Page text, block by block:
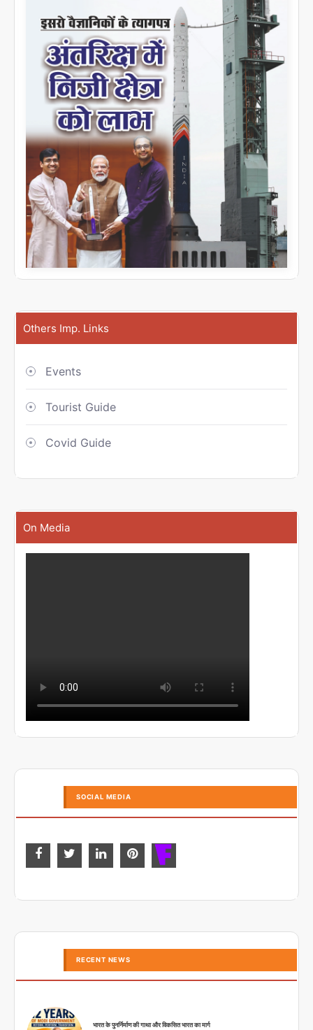
Others Imp. Links
Events
Tourist Guide
Covid Guide
On Media
SOCIAL MEDIA
RECENT NEWS
भारत के पुनर्निर्माण की गाथा और विकसित भारत का मार्ग